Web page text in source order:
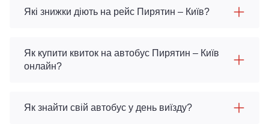
Які знижки діють на рейс Пирятин – Київ?
Як купити квиток на автобус Пирятин – Київ
онлайн?
Як знайти свій автобус у день виїзду?